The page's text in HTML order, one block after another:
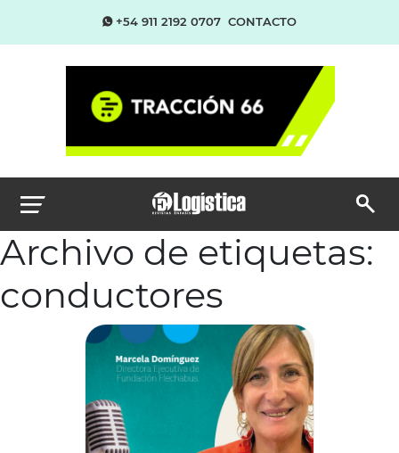
+54 911 2192 0707 CONTACTO
Archivo de etiquetas:
conductores